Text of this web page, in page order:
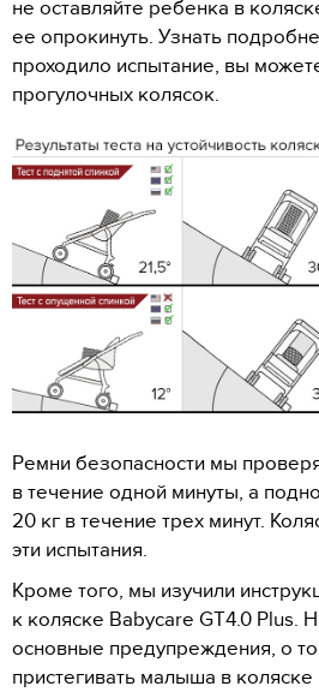
не оставляйте ребенка в
ее опрокинуть. Узнать
проходило испытание, вы
прогулочных колясок.
Ремни безопасности мы
в течение одной минуты, а
20 кг в течение трех минут.
эти испытания.
Кроме того, мы изучили
к коляске Babycare GT4.0 Plus.
основные предупреждения, о
пристегивать малыша в коляске